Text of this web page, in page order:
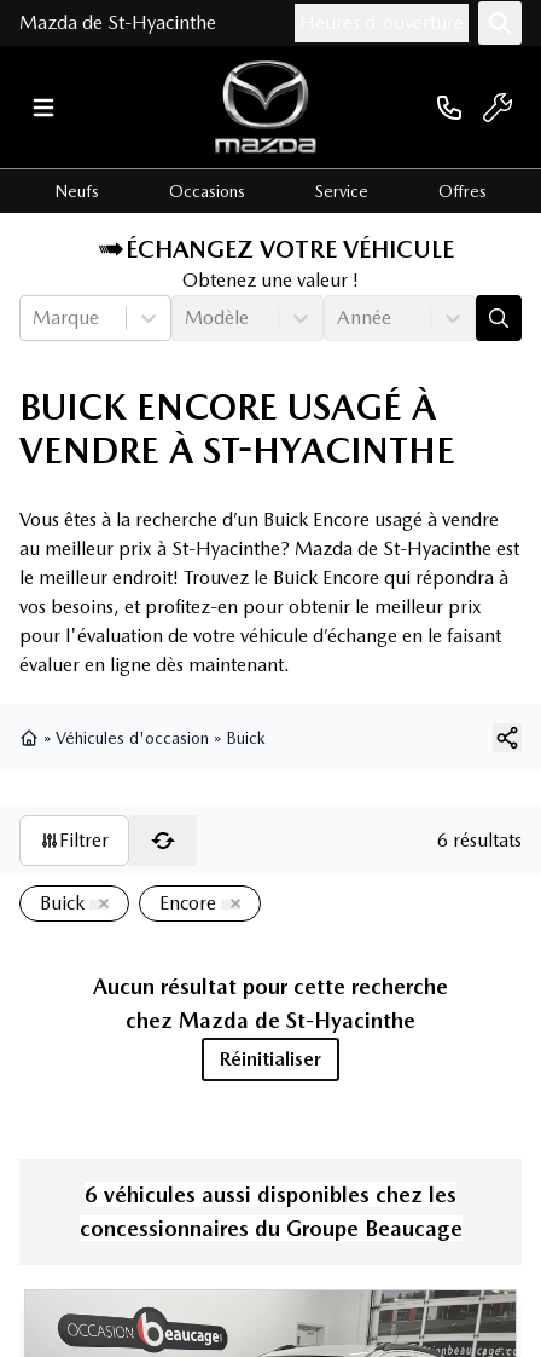
Mazda de St-Hyacinthe
Neufs Occasions Service Offres
ÉCHANGEZ VOTRE VÉHICULE
Obtenez une valeur !
Marque
Modèle Année
BUICK ENCORE USAGÉ À
VENDRE À ST-HYACINTHE
Vous êtes à la recherche d’un Buick Encore usagé à vendre
au meilleur prix à St-Hyacinthe? Mazda de St-Hyacinthe est
le meilleur endroit! Trouvez le Buick Encore qui répondra à
vos besoins, et profitez-en pour obtenir le meilleur prix
pour l'évaluation de votre véhicule d’échange en le faisant
évaluer en ligne dès maintenant.
» Véhicules d'occasion » Buick
Filtrer 6 résultats
Buick Encore
Aucun résultat pour cette recherche
chez Mazda de St-Hyacinthe
Réinitialiser
6 véhicules aussi disponibles chez les
concessionnaires du Groupe Beaucage